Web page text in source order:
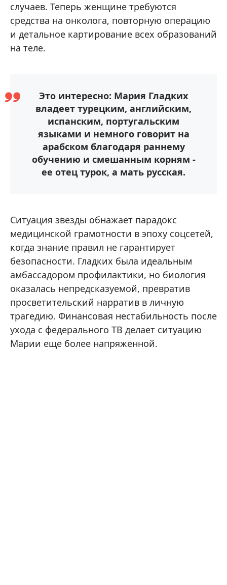
случаев. Теперь женщине требуются
средства на онколога, повторную операцию
и детальное картирование всех образований
на теле.
Это интересно: Мария Гладких
владеет турецким, английским,
испанским, португальским
языками и немного говорит на
арабском благодаря раннему
обучению и смешанным корням -
ее отец турок, а мать русская.
Ситуация звезды обнажает парадокс
медицинской грамотности в эпоху соцсетей,
когда знание правил не гарантирует
безопасности. Гладких была идеальным
амбассадором профилактики, но биология
оказалась непредсказуемой, превратив
просветительский нарратив в личную
трагедию. Финансовая нестабильность после
ухода с федерального ТВ делает ситуацию
Марии еще более напряженной.